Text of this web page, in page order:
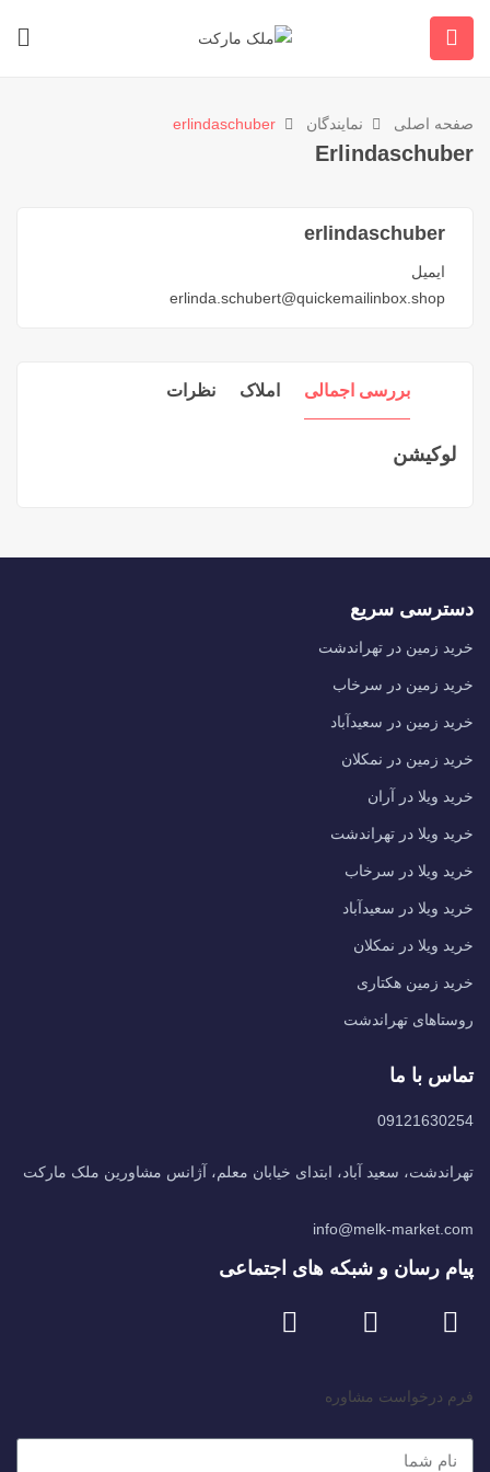
صفحه اصلی نمایندگان erlindaschuber
Erlindaschuber
erlindaschuber
ایمیل
erlinda.schubert@quickemailinbox.shop
بررسی اجمالی املاک نظرات
لوکیشن
دسترسی سریع
خرید زمین در تهراندشت
خرید زمین در سرخاب
خرید زمین در سعیدآباد
خرید زمین در نمکلان
خرید ویلا در آران
خرید ویلا در تهراندشت
خرید ویلا در سرخاب
خرید ویلا در سعیدآباد
خرید ویلا در نمکلان
خرید زمین هکتاری
روستاهای تهراندشت
تماس با ما
09121630254
تهراندشت، سعید آباد، ابتدای خیابان معلم، آژانس مشاورین ملک مارکت
info@melk-market.com
پیام رسان و شبکه های اجتماعی
فرم درخواست مشاوره